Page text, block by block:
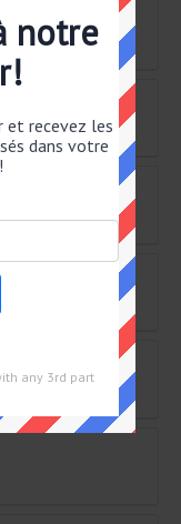
notre
et recevez les
dans votre
any 3rd part